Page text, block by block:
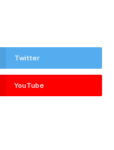
Twitter
YouTube